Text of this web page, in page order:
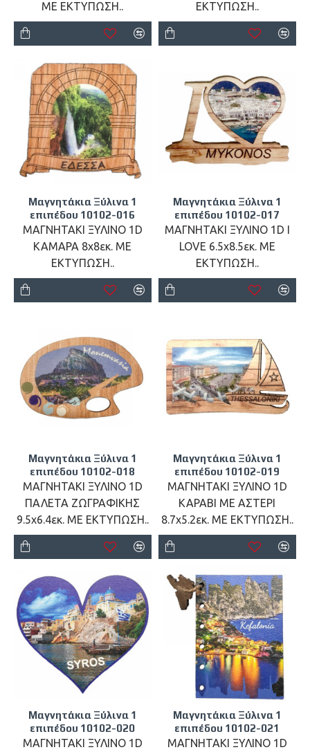
ΜΕ ΕΚΤΥΠΩΣΗ.. ΕΚΤΥΠΩΣΗ..
Μαγνητάκια Ξύλινα 1
επιπέδου 10102-016
ΜΑΓΝΗΤΑΚΙ ΞΥΛΙΝΟ 1D
ΚΑΜΑΡΑ 8x8εκ. ΜΕ
ΕΚΤΥΠΩΣΗ..
Μαγνητάκια Ξύλινα 1
επιπέδου 10102-017
ΜΑΓΝΗΤΑΚΙ ΞΥΛΙΝΟ 1D I
LOVE 6.5x8.5εκ. ΜΕ
ΕΚΤΥΠΩΣΗ..
Μαγνητάκια Ξύλινα 1
επιπέδου 10102-018
ΜΑΓΝΗΤΑΚΙ ΞΥΛΙΝΟ 1D
ΠΑΛΕΤΑ ΖΩΓΡΑΦΙΚΗΣ
9.5x6.4εκ. ΜΕ ΕΚΤΥΠΩΣΗ..
Μαγνητάκια Ξύλινα 1
επιπέδου 10102-019
ΜΑΓΝΗΤΑΚΙ ΞΥΛΙΝΟ 1D
ΚΑΡΑΒΙ ΜΕ ΑΣΤΕΡΙ
8.7x5.2εκ. ΜΕ ΕΚΤΥΠΩΣΗ..
Μαγνητάκια Ξύλινα 1
επιπέδου 10102-020
ΜΑΓΝΗΤΑΚΙ ΞΥΛΙΝΟ 1D
Μαγνητάκια Ξύλινα 1
επιπέδου 10102-021
ΜΑΓΝΗΤΑΚΙ ΞΥΛΙΝΟ 1D